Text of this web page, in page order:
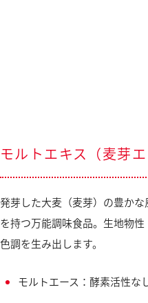
モルトエキス（麦芽
発芽した大麦（麦芽）の豊か
を持つ万能調味食品。生地物
色調を生み出します。
モルトエース：酵素活性な